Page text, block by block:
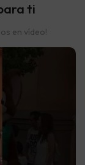
ti
en vídeo!